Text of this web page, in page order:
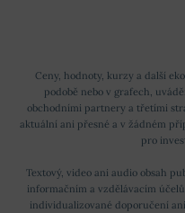
Ceny, hodnoty, kurzy a další
podobě nebo v grafech,
obchodními partnery a třetími
aktuální ani přesné a v žádném
pro
Textový, video ani audio obsah
informačním a vzdělávacím
individualizované doporučení